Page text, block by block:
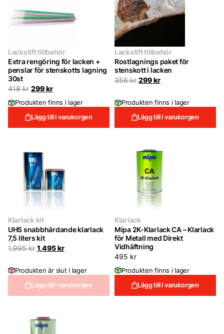
Lackstift tillbehör
Extra rengöring för lacken +
penslar för stenskotts lagning
30st
418kr Det
priset
418 kr.
299krDet
priset
299 kr.
Produkten finns i lager
Lägg till i varukorgen
Lackstift tillbehör
Rostlagnings paket för
stenskott i lacken
356kr Det
var:
299krDet
är:
Produkten finns i lager
Lägg till i varukorgen
Klarlack kit
UHS snabbhärdande klarlack
7,5 liters kit
1,995kr Det
var:
1,495krDet
är:
Produkten är slut i lager
Lägg till i varukorgen
Klarlack
Mipa 2K-Klarlack CA – Klarlack
för Metall med Direkt
Vidhäftning
495 kr
Produkten finns i lager
Lägg till i varukorgen